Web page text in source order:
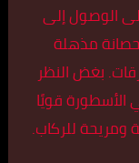
الوصول إلى
مذهلة
بغض النظر
قويًا
ومريحة للركاب.